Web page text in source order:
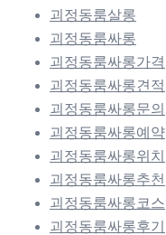
괴정동룸살롱
괴정동룸싸롱
괴정동룸싸롱가격
괴정동룸싸롱견적
괴정동룸싸롱문의
괴정동룸싸롱예약
괴정동룸싸롱위치
괴정동룸싸롱추천
괴정동룸싸롱코스
괴정동룸싸롱후기